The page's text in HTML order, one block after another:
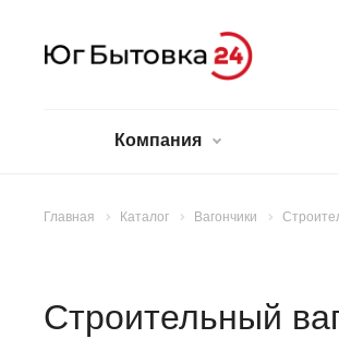
Компания
Главная Каталог Вагончики
Строительный